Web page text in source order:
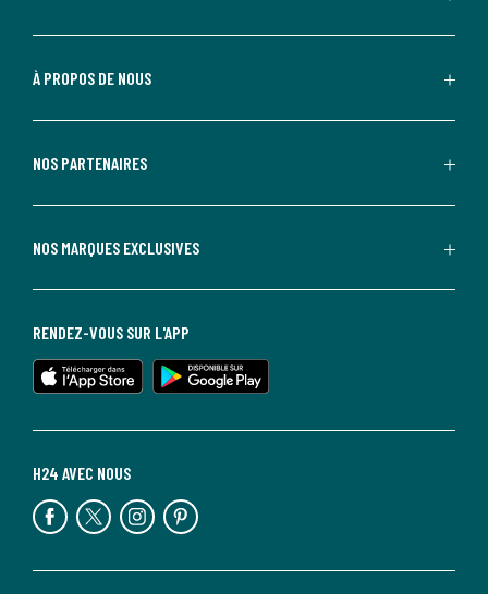
À PROPOS DE NOUS
NOS PARTENAIRES
NOS MARQUES EXCLUSIVES
H24 AVEC NOUS
RENDEZ-VOUS SUR L'APP